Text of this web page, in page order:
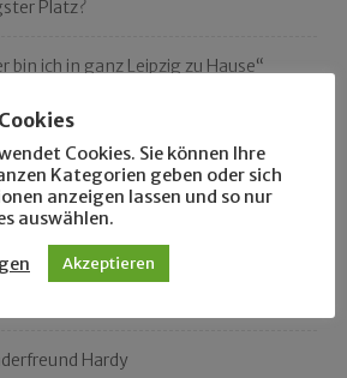
Platz?
bin ich in ganz Leipzig zu Hause“
Buch
von 1904
und Zschocher
Hardy
Cookies. Sie können Ihre
Kategorien geben oder sich
anzeigen lassen und so nur
auswählen.
Akzeptieren